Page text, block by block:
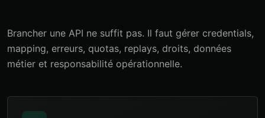
Brancher une API ne suffit pas. Il faut gérer credentials,
mapping, erreurs, quotas, replays, droits, données
métier et responsabilité opérationnelle.